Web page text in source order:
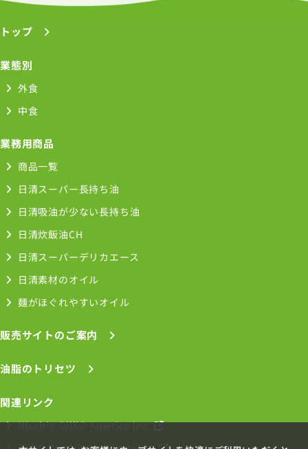
トップ
業態別
外食
中食
業務用商品
商品一覧
日清スーパー長持ち油
日清吸油が少ない長持ち油
日清炊飯油CH
日清スーパーデリカエース
日清素材のオイル
麺がほぐれやすいオイル
販売サイトのご案内
油脂のトリセツ
関連リンク
Nisshin OilliO America Inc.